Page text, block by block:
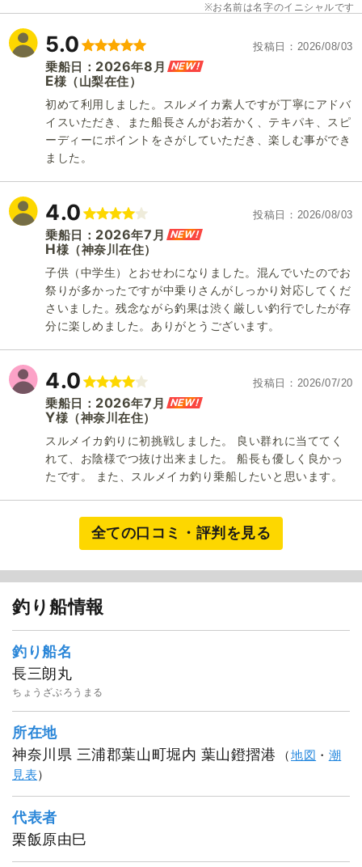
お名前は名字のイニシャルです
5.0 投稿日 2026/08/03
乗船日： 2026年8 月 NEW!
E様 （山梨在住）
初めて利用しました。スルメイカ素人ですが丁寧にアドバ
イスいただき、また船長さんがお若かく、テキパキ、スピ
ーディーにポイントをさがしていただき、楽しむ事ができ
ました。
4.0 投稿日 2026/08/03
乗船日： 2026年7 月 NEW!
H様 （神奈川在住）
子供（中学生）とおせわになりました。混んでいたのでお
祭りが多かったですが中乗りさんがしっかり対応してくだ
さいました。残念ながら釣果は渋く厳しい釣行でしたが存
分に楽しめました。ありがとうございます。
4.0 投稿日 2026/07/20
乗船日： 2026年7 月 NEW!
Y様 （神奈川在住）
スルメイカ釣りに初挑戦しました。 良い群れに当ててく
れて、お陰様でつ抜け出来ました。 船長も優しく良かっ
たです。 また、スルメイカ釣り乗船したいと思います。
全ての口コミ・評判を見る
釣り船情報
釣り船名
長三朗丸
ちょうざぶろうまる
所在地
神奈川県 三浦郡葉山町堀内 葉山鐙摺港
（地図 ・ 潮
見表）
代表者
栗飯原由巳